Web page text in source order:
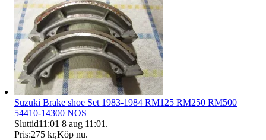
Suzuki Brake shoe Set 1983-1984 RM125 RM250 RM500
54410-14300 NOS
Sluttid11:01 8 aug 11:01 .
Pris:275 kr,Köp nu.